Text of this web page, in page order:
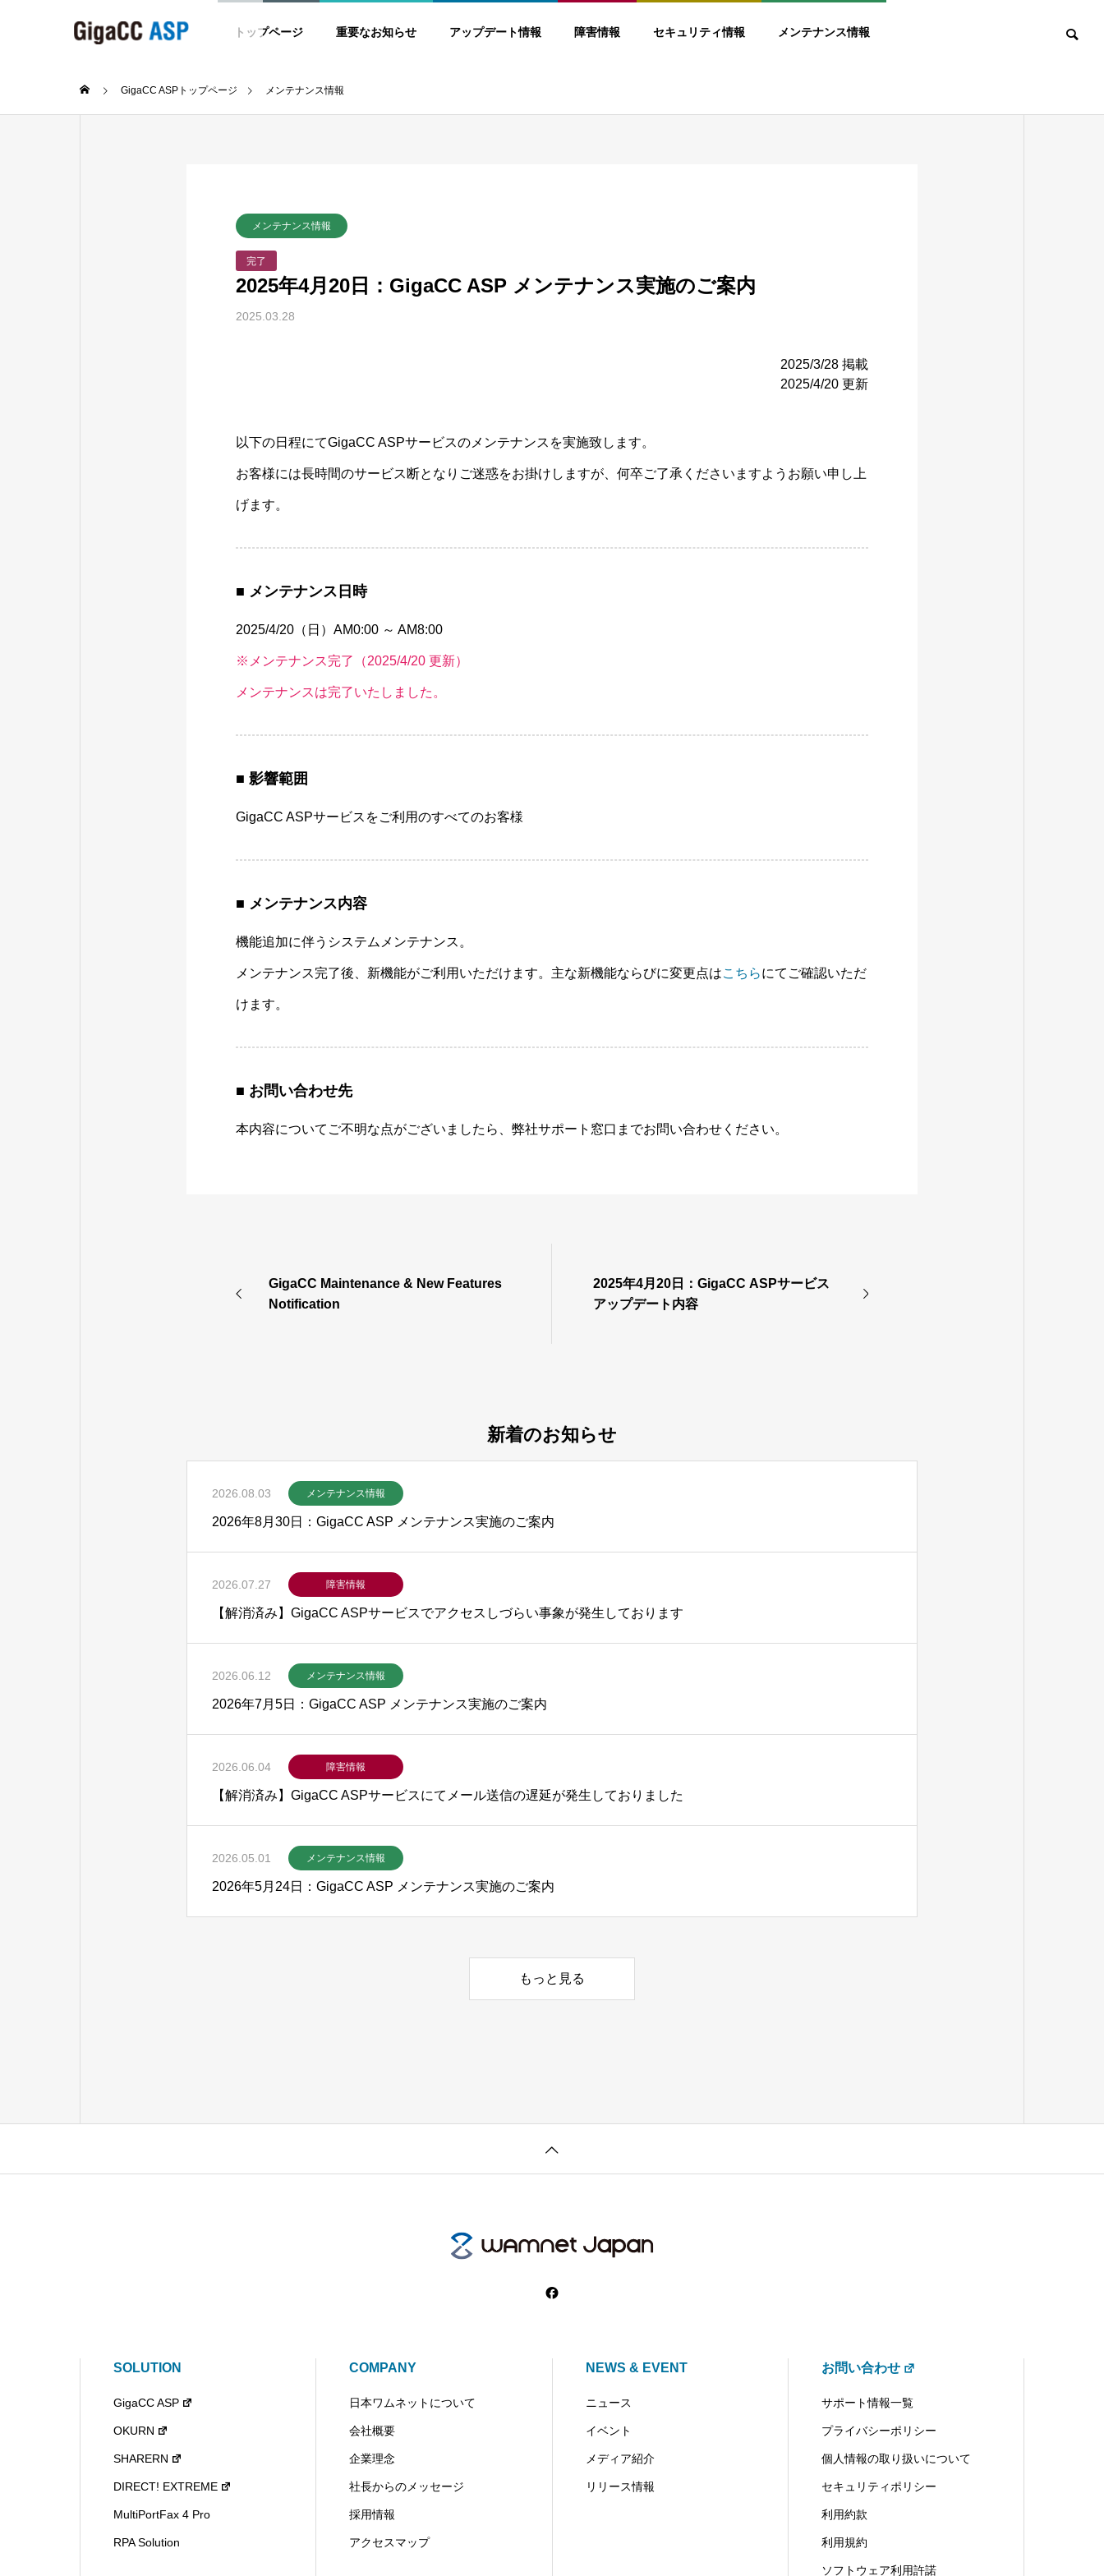
トップページ 重要なお知らせ アップデート情報 障害情報 セキュリティ情報 メンテナンス情報
GigaCC ASPトップページ メンテナンス情報
メンテナンス情報
完了
2025年4月20日：GigaCC ASP メンテナンス実施のご案内
2025.03.28
2025/3/28 掲載
2025/4/20 更新
以下の日程にてGigaCC ASPサービスのメンテナンスを実施致します。
お客様には長時間のサービス断となりご迷惑をお掛けしますが、何卒ご了承くださいますようお願い申し上
げます。
■ メンテナンス日時
2025/4/20（日）AM0:00 ～ AM8:00
※メンテナンス完了（2025/4/20 更新）
メンテナンスは完了いたしました。
■ 影響範囲
GigaCC ASPサービスをご利用のすべてのお客様
■ メンテナンス内容
機能追加に伴うシステムメンテナンス。
メンテナンス完了後、新機能がご利用いただけます。主な新機能ならびに変更点はこちらにてご確認いただ
けます。
■ お問い合わせ先
本内容についてご不明な点がございましたら、弊社サポート窓口までお問い合わせください。
GigaCC Maintenance & New Features
Notification
2025年4月20日：GigaCC ASPサービス
アップデート内容
新着のお知らせ
2026.08.03 メンテナンス情報
2026年8月30日：GigaCC ASP メンテナンス実施のご案内
2026.07.27 障害情報
【解消済み】GigaCC ASPサービスでアクセスしづらい事象が発生しております
2026.06.12 メンテナンス情報
2026年7月5日：GigaCC ASP メンテナンス実施のご案内
2026.06.04 障害情報
【解消済み】GigaCC ASPサービスにてメール送信の遅延が発生しておりました
2026.05.01 メンテナンス情報
2026年5月24日：GigaCC ASP メンテナンス実施のご案内
もっと見る
SOLUTION
GigaCC ASP
OKURN
SHARERN
DIRECT! EXTREME
MultiPortFax 4 Pro
RPA Solution
COMPANY
日本ワムネットについて
会社概要
企業理念
社長からのメッセージ
採用情報
アクセスマップ
NEWS & EVENT
ニュース
イベント
メディア紹介
リリース情報
お問い合わせ
サポート情報一覧
プライバシーポリシー
個人情報の取り扱いについて
セキュリティポリシー
利用約款
利用規約
ソフトウェア利用許諾